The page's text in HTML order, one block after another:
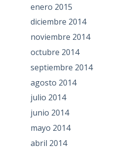
enero 2015
diciembre 2014
noviembre 2014
octubre 2014
septiembre 2014
agosto 2014
julio 2014
junio 2014
mayo 2014
abril 2014